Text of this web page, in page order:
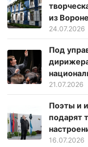
из
24.07.2026
Под
21.07.2026
Поэты и
подарят
16.07.2026